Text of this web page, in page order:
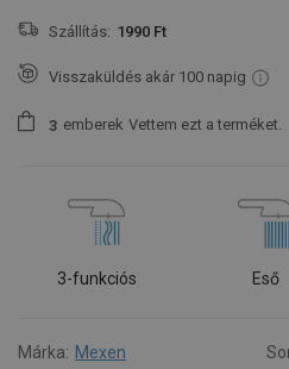
Szállítás: 1990 Ft
Visszaküldés akár 100 napig
3 emberek Vettem ezt a terméket.
3-funkciós Eső
Márka: Mexen